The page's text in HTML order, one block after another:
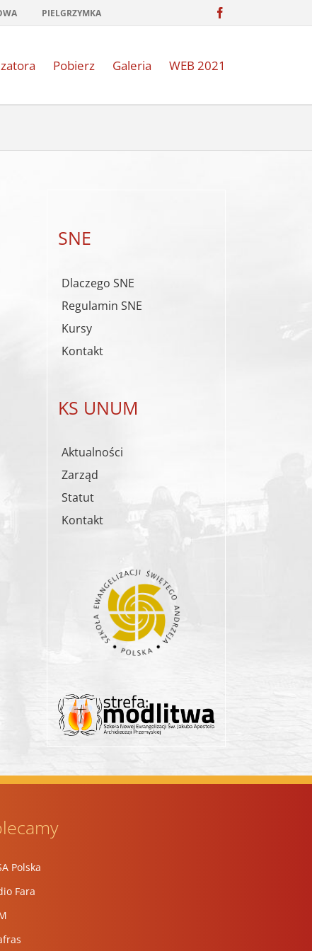
PIELGRZYMKA
Pobierz Galeria WEB 2021
SNE
Dlaczego SNE
Regulamin SNE
Kursy
Kontakt
KS UNUM
Aktualności
Zarząd
Statut
Kontakt
Polska
Fara